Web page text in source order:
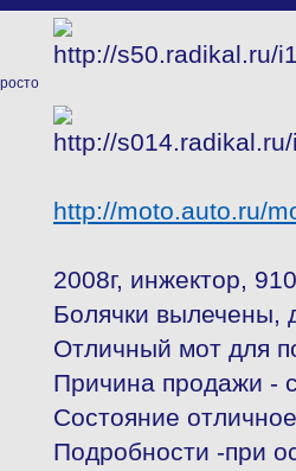
http://moto.auto.ru/
2008г, инжектор,
Болячки вылечены,
Отличный мот для
Причина продажи -
Состояние
Подробности -при